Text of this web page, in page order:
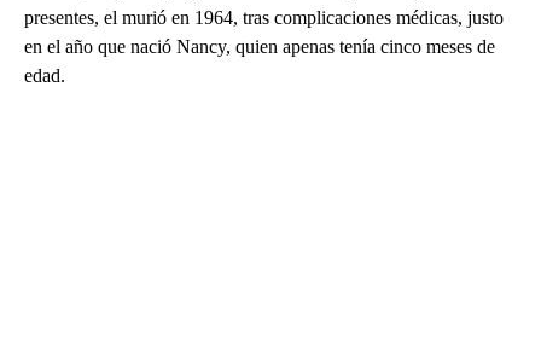
presentes, el murió en 1964, tras complicaciones médicas, justo
en el año que nació Nancy, quien apenas tenía cinco meses de
edad.